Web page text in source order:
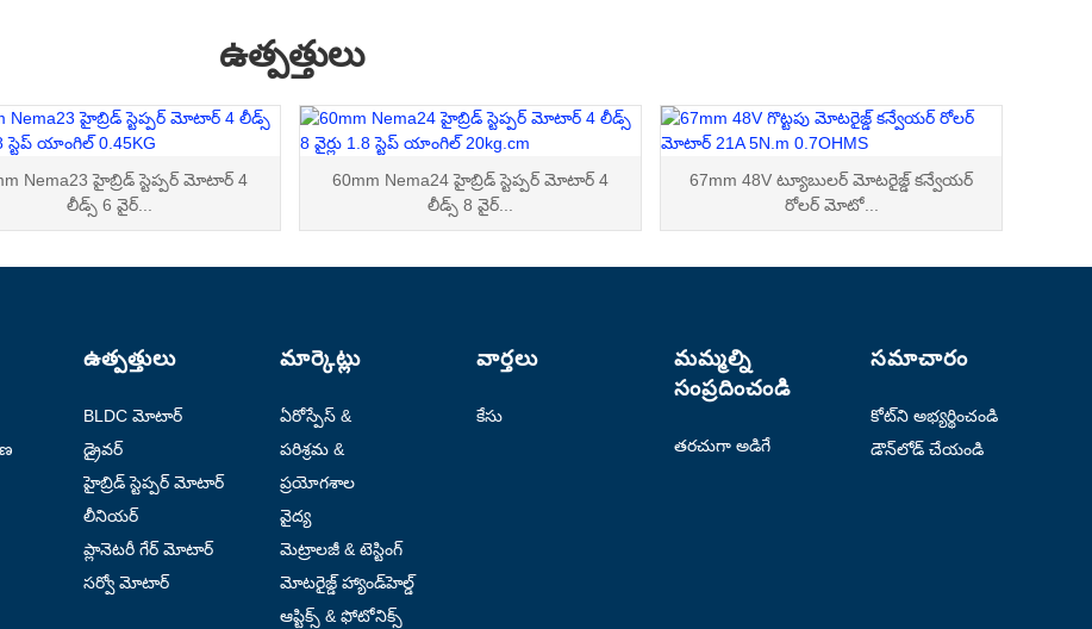
ఉత్పత్తులు
Nema23 హైబ్రిడ్ స్టెప్పర్ మోటార్ 4
లీడ్స్ 6 వైర్...
60mm Nema24 హైబ్రిడ్ స్టెప్పర్ మోటార్ 4
లీడ్స్ 8 వైర్...
67mm 48V ట్యూబులర్ మోటరైజ్డ్ కన్వేయర్
రోలర్ మోటో...
ఉత్పత్తులు
BLDC మోటార్
డ్రైవర్
హైబ్రిడ్ స్టెప్పర్ మోటార్
లీనియర్
యాక్యుయేటర్
ప్లానెటరీ గేర్ మోటార్
సర్వో మోటార్
మార్కెట్లు
ఏరోస్పేస్ &
ఏవియేషన్
పరిశ్రమ &
ఆటోమేషన్
ప్రయోగశాల
ఆటోమేషన్
వైద్య
మెట్రాలజీ & టెస్టింగ్
మోటరైజ్డ్ హ్యాండ్‌హెల్డ్
పరికరాలు
ఆప్టిక్స్ & ఫోటోనిక్స్
వార్తలు
కేసు
మమ్మల్ని
సంప్రదించండి
తరచుగా అడిగే
సమాచారం
కోట్‌ని అభ్యర్థించండి
డౌన్‌లోడ్ చేయండి